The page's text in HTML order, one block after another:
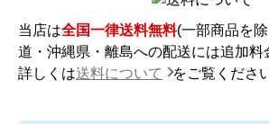
当店は全国一律送料無料(一部商品を
道・沖縄県・離島への配送には追加料
詳しくは送料について をご覧ください